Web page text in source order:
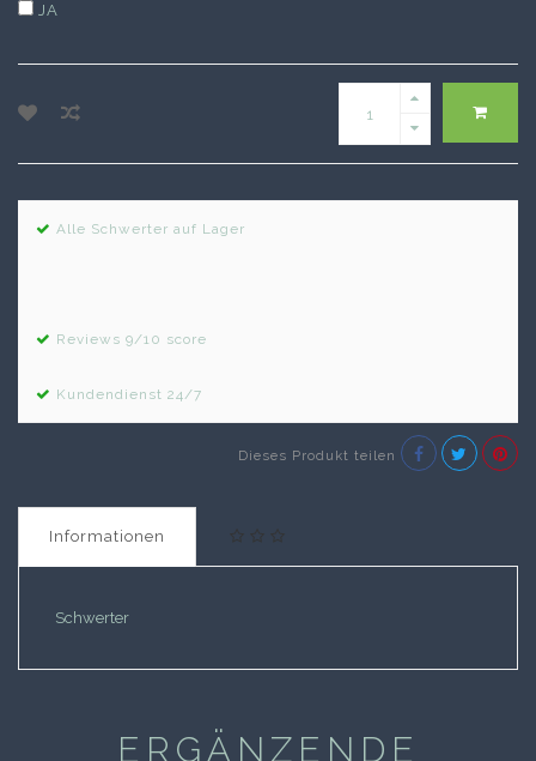
JA
Alle Schwerter auf Lager
Reviews 9/10 score
Kundendienst 24/7
Dieses Produkt teilen
Informationen
Schwerter
ERGÄNZENDE